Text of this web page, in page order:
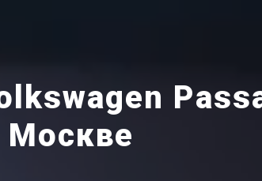
Москве